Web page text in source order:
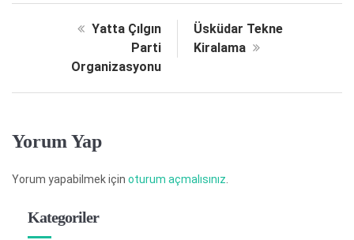
Yatta Çılgın
Parti
Organizasyonu
Üsküdar Tekne
Kiralama
Yorum Yap
Yorum yapabilmek için oturum açmalısınız.
Kategoriler